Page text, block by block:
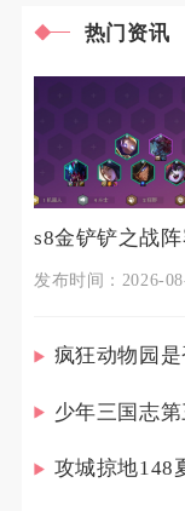
热门资讯
发布时间：2026-
攻城掠地148